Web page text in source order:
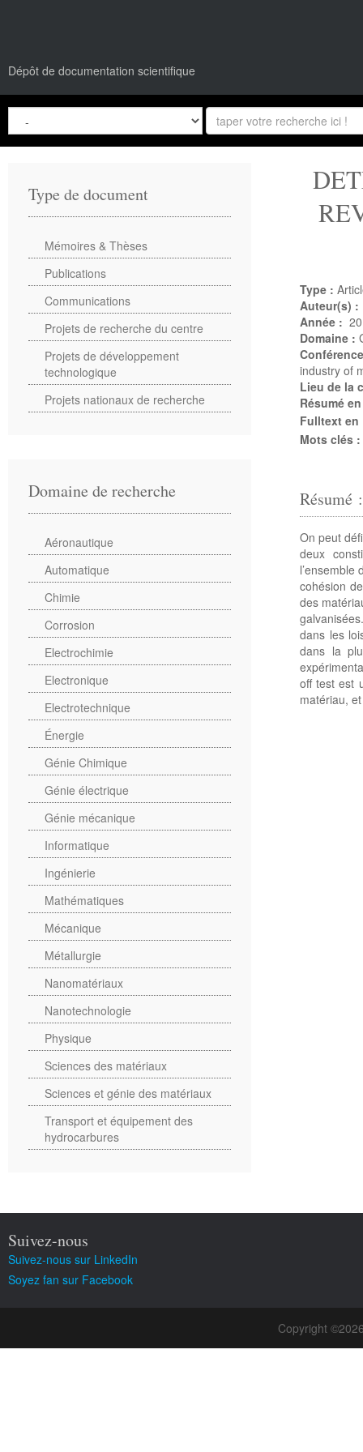
Dépôt de documentation scientifique
Type :
Auteur(s) :
Année :
Domaine :
industry of
Lieu de la
Résumé
Fulltext en
Mots clés :
On peut
deux
cohésion
des
dans les
dans la
off test est
matériau,
Type de document
Mémoires & Thèses
Publications
Communications
Projets de recherche du centre
Projets de développement
technologique
Projets nationaux de recherche
Domaine de recherche
Aéronautique
Automatique
Chimie
Corrosion
Electrochimie
Electronique
Electrotechnique
Énergie
Génie Chimique
Génie électrique
Génie mécanique
Informatique
Ingénierie
Mathématiques
Mécanique
Métallurgie
Nanomatériaux
Nanotechnologie
Physique
Sciences des matériaux
Sciences et génie des matériaux
Transport et équipement des
hydrocarbures
Suivez-nous
Suivez-nous sur LinkedIn
Soyez fan sur Facebook
Copyright